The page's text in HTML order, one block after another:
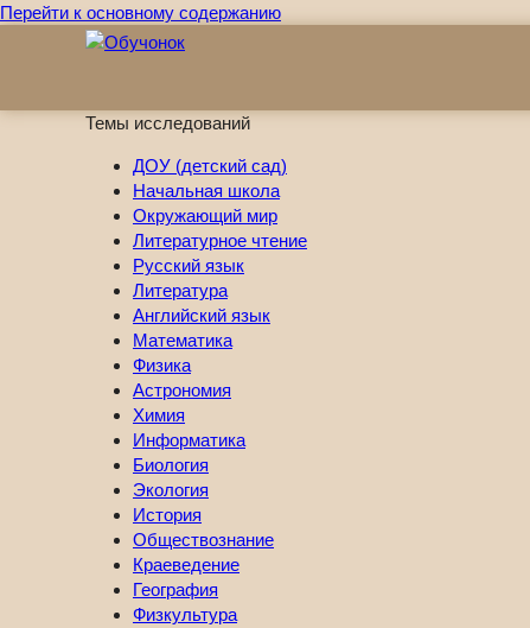
Перейти к основному содержанию
Темы исследований
ДОУ (детский сад)
Начальная школа
Окружающий мир
Литературное чтение
Русский язык
Литература
Английский язык
Математика
Физика
Астрономия
Химия
Информатика
Биология
Экология
История
Обществознание
Краеведение
География
Физкультура